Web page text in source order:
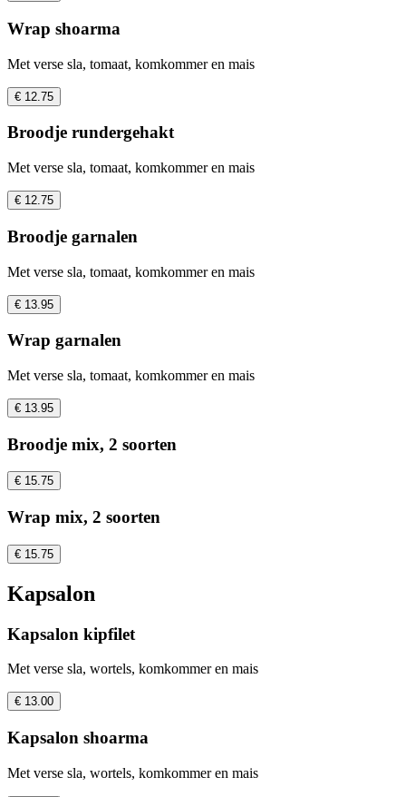
Wrap shoarma
Met verse sla, tomaat, komkommer en mais
€ 12.75
Broodje rundergehakt
Met verse sla, tomaat, komkommer en mais
€ 12.75
Broodje garnalen
Met verse sla, tomaat, komkommer en mais
€ 13.95
Wrap garnalen
Met verse sla, tomaat, komkommer en mais
€ 13.95
Broodje mix, 2 soorten
€ 15.75
Wrap mix, 2 soorten
€ 15.75
Kapsalon
Kapsalon kipfilet
Met verse sla, wortels, komkommer en mais
€ 13.00
Kapsalon shoarma
Met verse sla, wortels, komkommer en mais